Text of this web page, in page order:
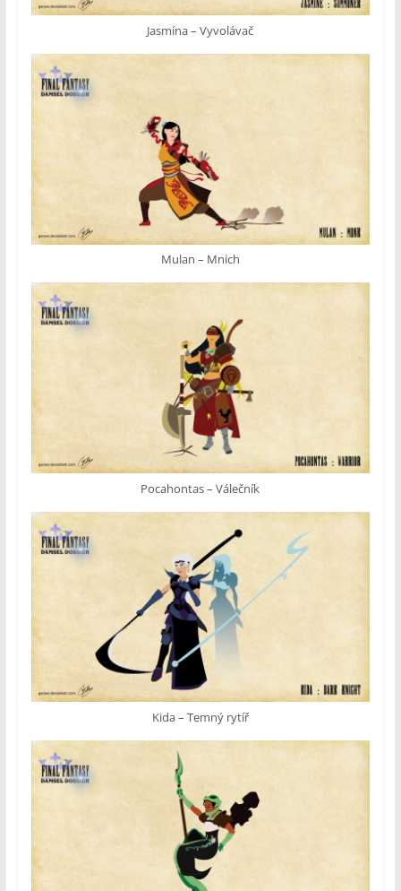
Jasmína – Vyvolávač
Mulan – Mnich
Pocahontas – Válečník
Kida – Temný rytíř